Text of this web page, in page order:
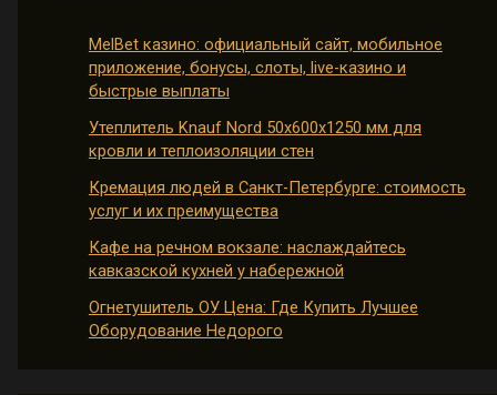
MelBet казино: официальный сайт, мобильное
приложение, бонусы, слоты, live-казино и
быстрые выплаты
Утеплитель Knauf Nord 50х600х1250 мм для
кровли и теплоизоляции стен
Кремация людей в Санкт-Петербурге: стоимость
услуг и их преимущества
Кафе на речном вокзале: наслаждайтесь
кавказской кухней у набережной
Огнетушитель ОУ Цена: Где Купить Лучшее
Оборудование Недорого